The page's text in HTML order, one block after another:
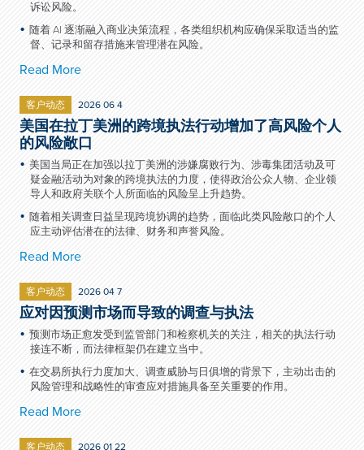
诉讼风险。
随着 AI 逐渐融入商业决策流程，各类组织机构应确保采取适当的监
督、记录和留存措施来管理潜在风险。
Read More
客户动态 2026 06 4
美国在拉丁美洲的跨境执法行动增加了高风险个人
的风险敞口
美国当局正在加强以拉丁美洲的涉嫌腐败行为、涉毒集团活动及可
疑金融活动为对象的跨境执法的力度，使得政治公众人物、企业领
导人和政府关联个人所面临的风险呈上升趋势。
随着相关调查日益呈现跨境协调的趋势，面临此类风险敞口的个人
应主动评估潜在的法律、财务和声誉风险。
Read More
客户动态 2026 04 7
应对因预测市场而导致的调查与执法
预测市场正愈发受到监管部门和检察机关的关注，相关的执法行动
接连不断，而法律框架仍在建立当中。
在交易所执行力度加大、调查威胁与日俱增的背景下，主动出击的
风险管理和战略性的审查应对措施具备至关重要的作用。
Read More
客户动态 2026 01 22